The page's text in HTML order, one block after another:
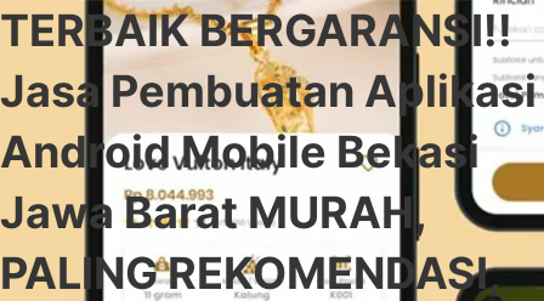
TERBAIK BERGARANSI!!
Jasa Pembuatan Aplikasi
Android Mobile Bekasi
Jawa Barat MURAH,
PALING REKOMENDASI,